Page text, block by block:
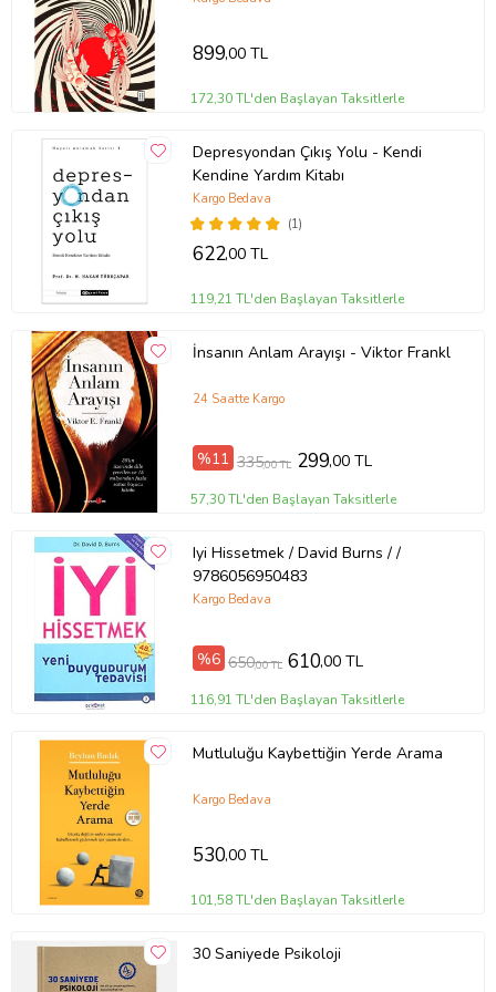
insan kimliğini öne çıkararak sosyal bilimlere ve edebiyata yaptığı
göndermelerle okura, üzerinde hiç düşünülmeyen bambaşka bir
dünyayı, beyin denilen gizemli organın dünyasını anlatıyor.
Tanıtım Metni
Baskı Boyutu13,50 x 21,00 cm
Baskı Sayısı 9. Baskı
Baskı Tarihi
Mart 2026
Çevirmen
Oliver Sacks
Cilt Tipi
Ciltsiz
Kağıt Cinsi
2. Hamur
Sayfa Sayısı 384
Yayın Dili
Türkçe
Ürün Kodu:kcm28541716
899,00 TL
172,30 TL'den Başlayan Taksitlerle
Depresyondan Çıkış Yolu - Kendi
Kendine Yardım Kitabı
(1)
Kargo Bedava
622,00 TL
119,21 TL'den Başlayan Taksitlerle
İnsanın Anlam Arayışı - Viktor Frankl
24 Saatte Kargo
%11 335,00 TL 299,00 TL
57,30 TL'den Başlayan Taksitlerle
Iyi Hissetmek / David Burns / /
9786056950483
Kargo Bedava
%6 650,00 TL 610,00 TL
116,91 TL'den Başlayan Taksitlerle
Mutluluğu Kaybettiğin Yerde Arama
Kargo Bedava
530,00 TL
101,58 TL'den Başlayan Taksitlerle
30 Saniyede Psikoloji